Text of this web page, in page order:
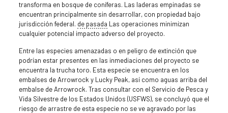
transforma en bosque de coníferas. Las laderas empinadas se
encuentran principalmente sin desarrollar, con propiedad bajo
jurisdicción federal. de pasada Las operaciones minimizan
cualquier potencial impacto adverso del proyecto.
Entre las especies amenazadas o en peligro de extinción que
podrían estar presentes en las inmediaciones del proyecto se
encuentra la trucha toro. Esta especie se encuentra en los
embalses de Arrowrock y Lucky Peak, así como aguas arriba del
embalse de Arrowrock. Tras consultar con el Servicio de Pesca y
Vida Silvestre de los Estados Unidos (USFWS), se concluyó que el
riesgo de arrastre de esta especie no se ve agravado por las